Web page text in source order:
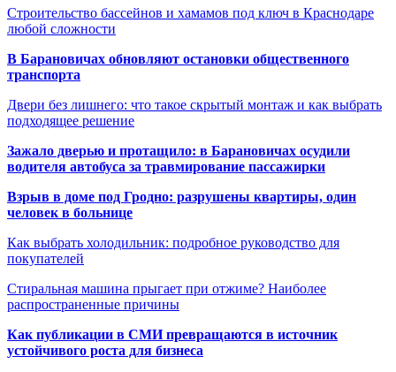
Строительство бассейнов и хамамов под ключ в Краснодаре
любой сложности
В Барановичах обновляют остановки общественного
транспорта
Двери без лишнего: что такое скрытый монтаж и как выбрать
подходящее решение
Зажало дверью и протащило: в Барановичах осудили
водителя автобуса за травмирование пассажирки
Взрыв в доме под Гродно: разрушены квартиры, один
человек в больнице
Как выбрать холодильник: подробное руководство для
покупателей
Стиральная машина прыгает при отжиме? Наиболее
распространенные причины
Как публикации в СМИ превращаются в источник
устойчивого роста для бизнеса